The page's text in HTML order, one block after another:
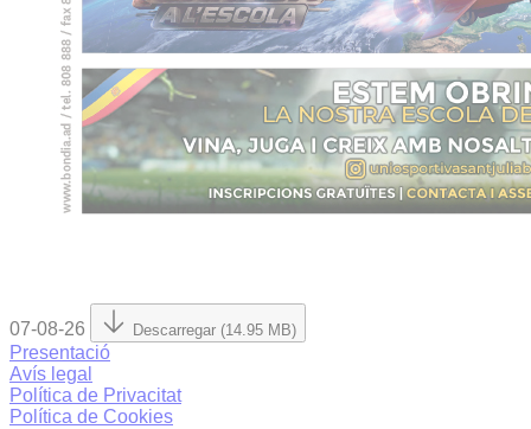
07-08-26 Descarregar (14.95 MB)
Presentació
Avís legal
Política de Privacitat
Política de Cookies